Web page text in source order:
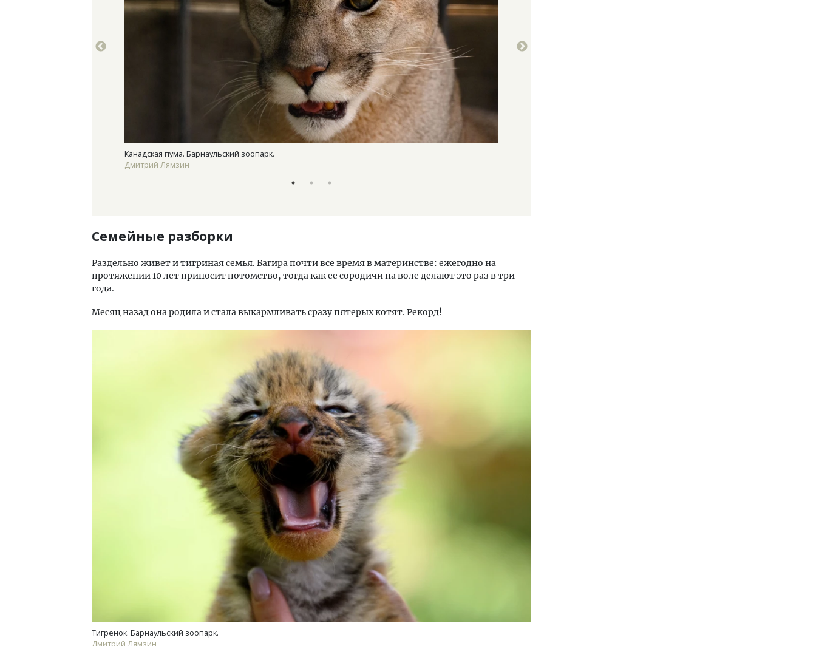
Канадская пума. Барнаульский зоопарк.
Дмитрий Лямзин
Семейные разборки
Раздельно живет и тигриная семья. Багира почти все время в материнстве: ежегодно на
протяжении 10 лет приносит потомство, тогда как ее сородичи на воле делают это раз в три
года.
Месяц назад она родила и стала выкармливать сразу пятерых котят. Рекорд!
Тигренок. Барнаульский зоопарк.